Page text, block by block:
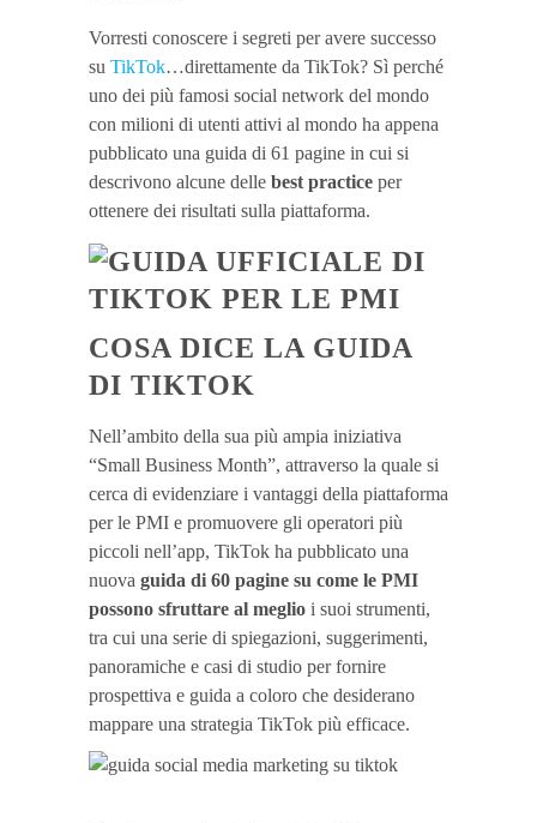
Vorresti conoscere i segreti per avere successo
su TikTok…direttamente da TikTok? Sì perché
uno dei più famosi social network del mondo
con milioni di utenti attivi al mondo ha appena
pubblicato una guida di 61 pagine in cui si
descrivono alcune delle best practice per
ottenere dei risultati sulla piattaforma.
COSA DICE LA GUIDA
DI TIKTOK
Nell’ambito della sua più ampia iniziativa
“Small Business Month”, attraverso la quale si
cerca di evidenziare i vantaggi della piattaforma
per le PMI e promuovere gli operatori più
piccoli nell’app, TikTok ha pubblicato una
nuova guida di 60 pagine su come le PMI
possono sfruttare al meglio i suoi strumenti,
tra cui una serie di spiegazioni, suggerimenti,
panoramiche e casi di studio per fornire
prospettiva e guida a coloro che desiderano
mappare una strategia TikTok più efficace.